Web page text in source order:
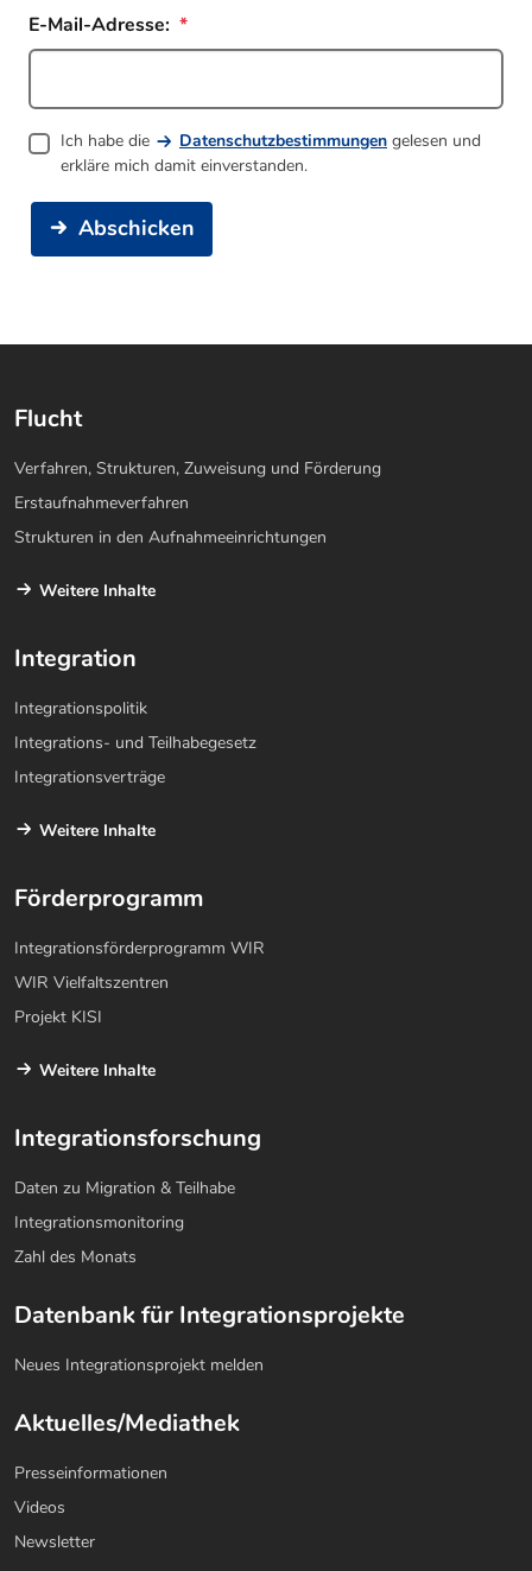
E-Mail-Adresse:
Ich habe die Datenschutzbestimmungen gelesen und
erkläre mich damit einverstanden.
Abschicken
Flucht
Verfahren, Strukturen, Zuweisung und Förderung
Erstaufnahmeverfahren
Strukturen in den Aufnahmeeinrichtungen
Weitere Inhalte
Integration
Integrationspolitik
Integrations- und Teilhabegesetz
Integrationsverträge
Weitere Inhalte
Förderprogramm
Integrationsförderprogramm WIR
WIR Vielfaltszentren
Projekt KISI
Weitere Inhalte
Integrationsforschung
Daten zu Migration & Teilhabe
Integrationsmonitoring
Zahl des Monats
Datenbank für Integrationsprojekte
Neues Integrationsprojekt melden
Aktuelles/Mediathek
Presseinformationen
Videos
Newsletter